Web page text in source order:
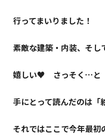
行ってまいりました！
素敵な建築・内装、そし
嬉しい♥ さっそく…と
手にとって読んだのは「
それではここで今年最初